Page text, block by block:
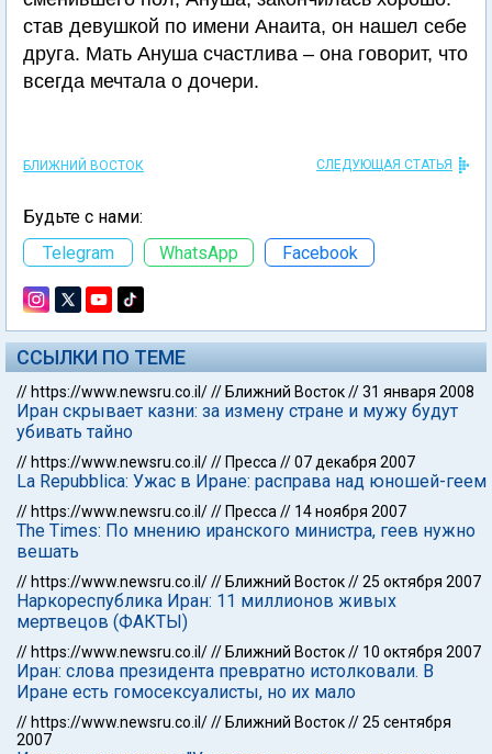
став девушкой по имени Анаита, он нашел себе
друга. Мать Ануша счастлива – она говорит, что
всегда мечтала о дочери.
БЛИЖНИЙ ВОСТОК СЛЕДУЮЩАЯ СТАТЬЯ
Будьте с нами:
Telegram
WhatsApp Facebook
ССЫЛКИ ПО ТЕМЕ
// https://www.newsru.co.il/// Ближний Восток//31 января 2008
Иран скрывает казни: за измену стране и мужу будут
убивать тайно
// https://www.newsru.co.il/// Пресса //07 декабря 2007
La Repubblica: Ужас в Иране: расправа над юношей-геем
// https://www.newsru.co.il/// Пресса // 14 ноября 2007
The Times: По мнению иранского министра, геев нужно
вешать
// https://www.newsru.co.il/// Ближний Восток//25 октября 2007
Наркореспублика Иран: 11 миллионов живых
мертвецов (ФАКТЫ)
// https://www.newsru.co.il/// Ближний Восток// 10 октября 2007
Иран: слова президента превратно истолковали. В
Иране есть гомосексуалисты, но их мало
// https://www.newsru.co.il/// Ближний Восток//25 сентября
2007